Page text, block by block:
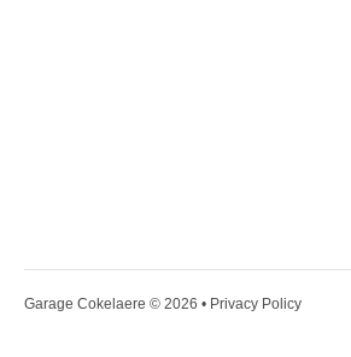
Garage Cokelaere © 2026 • Privacy Policy